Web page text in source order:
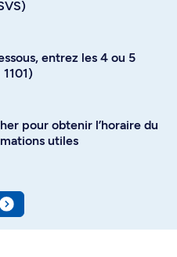
entrez les 4 ou 5
pour obtenir l’horaire du
utiles